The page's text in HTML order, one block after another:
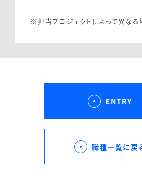
※担当プロジェクトによって異なる
職種一覧に戻
ENTRY